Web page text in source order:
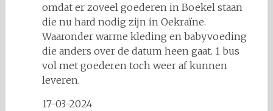
omdat er zoveel goederen in Boekel staan
die nu hard nodig zijn in Oekraïne.
Waaronder warme kleding en babyvoeding
die anders over de datum heen gaat. 1 bus
vol met goederen toch weer af kunnen
leveren.
17-03-2024